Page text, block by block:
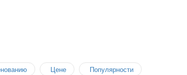
Цене Популярности